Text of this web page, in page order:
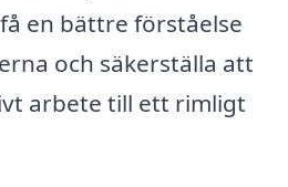
en bättre förståelse
och säkerställa att
arbete till ett rimligt